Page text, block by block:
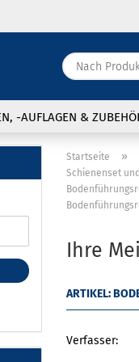
-AUFLAGEN &
Restposten anzeigen
Gitterroste und Sonstiges
Startseite »
Schienenset
Ihre
ARTIKEL:
Verfasser: